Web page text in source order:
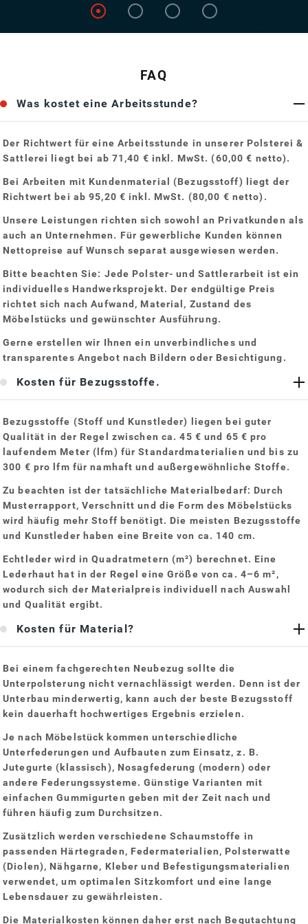
FAQ
Was kostet eine Arbeitsstunde?
Der Richtwert für eine Arbeitsstunde in unserer Polsterei &
Sattlerei liegt bei ab 71,40 € inkl. MwSt. (60,00 € netto).
Bei Arbeiten mit Kundenmaterial (Bezugsstoff) liegt der
Richtwert bei ab 95,20 € inkl. MwSt. (80,00 € netto).
Unsere Leistungen richten sich sowohl an Privatkunden als
auch an Unternehmen. Für gewerbliche Kunden können
Nettopreise auf Wunsch separat ausgewiesen werden.
Bitte beachten Sie: Jede Polster- und Sattlerarbeit ist ein
individuelles Handwerksprojekt. Der endgültige Preis
richtet sich nach Aufwand, Material, Zustand des
Möbelstücks und gewünschter Ausführung.
Gerne erstellen wir Ihnen ein unverbindliches und
transparentes Angebot nach Bildern oder Besichtigung.
Kosten für Bezugsstoffe.
Bezugsstoffe (Stoff und Kunstleder) liegen bei guter
Qualität in der Regel zwischen ca. 45 € und 65 € pro
laufendem Meter (lfm) für Standardmaterialien und bis zu
300 € pro lfm für namhaft und außergewöhnliche Stoffe.
Zu beachten ist der tatsächliche Materialbedarf: Durch
Musterrapport, Verschnitt und die Form des Möbelstücks
wird häufig mehr Stoff benötigt. Die meisten Bezugsstoffe
und Kunstleder haben eine Breite von ca. 140 cm.
Echtleder wird in Quadratmetern (m²) berechnet. Eine
Lederhaut hat in der Regel eine Größe von ca. 4–6 m²,
wodurch sich der Materialpreis individuell nach Auswahl
und Qualität ergibt.
Kosten für Material?
Bei einem fachgerechten Neubezug sollte die
Unterpolsterung nicht vernachlässigt werden. Denn ist der
Unterbau minderwertig, kann auch der beste Bezugsstoff
kein dauerhaft hochwertiges Ergebnis erzielen.
Je nach Möbelstück kommen unterschiedliche
Unterfederungen und Aufbauten zum Einsatz, z. B.
Jutegurte (klassisch), Nosagfederung (modern) oder
andere Federungssysteme. Günstige Varianten mit
einfachen Gummigurten geben mit der Zeit nach und
führen häufig zum Durchsitzen.
Zusätzlich werden verschiedene Schaumstoffe in
passenden Härtegraden, Federmaterialien, Polsterwatte
(Diolen), Nähgarne, Kleber und Befestigungsmaterialien
verwendet, um optimalen Sitzkomfort und eine lange
Lebensdauer zu gewährleisten.
Die Materialkosten können daher erst nach Begutachtung